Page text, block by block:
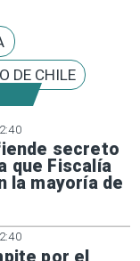
secreto
que Fiscalía
la mayoría de
por el
DE CHILE